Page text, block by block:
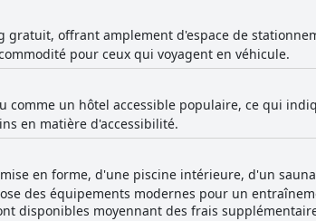
gratuit, offrant amplement d'espace de
pour ceux qui voyagent en véhicule.
comme un hôtel accessible populaire, ce qui
en matière d'accessibilité.
en forme, d'une piscine intérieure, d'un
des équipements modernes pour un
disponibles moyennant des frais